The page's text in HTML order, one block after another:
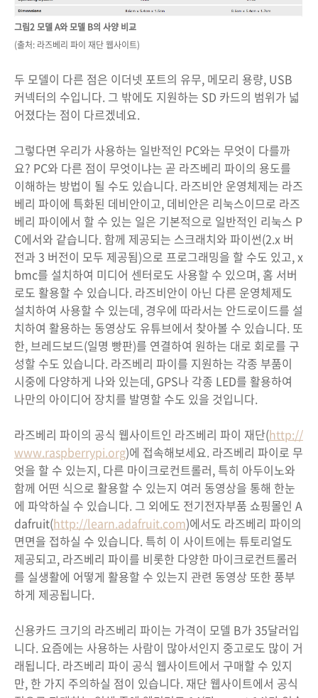
그림2 모델 A와 모델 B의 사양 비교
(출처: 라즈베리 파이 재단 웹사이트)
두 모델이 다른 점은 이더넷 포트의 유무, 메모리 용량, USB
커넥터의 수입니다. 그 밖에도 지원하는 SD 카드의 범위가 넓
어졌다는 점이 다르겠네요.
그렇다면 우리가 사용하는 일반적인 PC와는 무엇이 다를까
요? PC와 다른 점이 무엇이냐는 곧 라즈베리 파이의 용도를
이해하는 방법이 될 수도 있습니다. 라즈비안 운영체제는 라즈
베리 파이에 특화된 데비안이고, 데비안은 리눅스이므로 라즈
베리 파이에서 할 수 있는 일은 기본적으로 일반적인 리눅스 P
C에서와 같습니다. 함께 제공되는 스크래치와 파이썬(2.x 버
전과 3 버전이 모두 제공됨)으로 프로그래밍을 할 수도 있고, x
bmc를 설치하여 미디어 센터로도 사용할 수 있으며, 홈 서버
로도 활용할 수 있습니다. 라즈비안이 아닌 다른 운영체제도
설치하여 사용할 수 있는데, 경우에 따라서는 안드로이드를 설
치하여 활용하는 동영상도 유튜브에서 찾아볼 수 있습니다. 또
한, 브레드보드(일명 빵판)를 연결하여 원하는 대로 회로를 구
성할 수도 있습니다. 라즈베리 파이를 지원하는 각종 부품이
시중에 다양하게 나와 있는데, GPS나 각종 LED를 활용하여
나만의 아이디어 장치를 발명할 수도 있을 것입니다.
라즈베리 파이의 공식 웹사이트인 라즈베리 파이 재단(http://
www.raspberrypi.org)에 접속해보세요. 라즈베리 파이로 무
엇을 할 수 있는지, 다른 마이크로컨트롤러, 특히 아두이노와
함께 어떤 식으로 활용할 수 있는지 여러 동영상을 통해 한눈
에 파악하실 수 있습니다. 그 외에도 전기전자부품 쇼핑몰인 A
dafruit(http://learn.adafruit.com)에서도 라즈베리 파이의
면면을 접하실 수 있습니다. 특히 이 사이트에는 튜토리얼도
제공되고, 라즈베리 파이를 비롯한 다양한 마이크로컨트롤러
를 실생활에 어떻게 활용할 수 있는지 관련 동영상 또한 풍부
하게 제공됩니다.
신용카드 크기의 라즈베리 파이는 가격이 모델 B가 35달러입
니다. 요즘에는 사용하는 사람이 많아서인지 중고로도 많이 거
래됩니다. 라즈베리 파이 공식 웹사이트에서 구매할 수 있지
만, 한 가지 주의하실 점이 있습니다. 재단 웹사이트에서 공식